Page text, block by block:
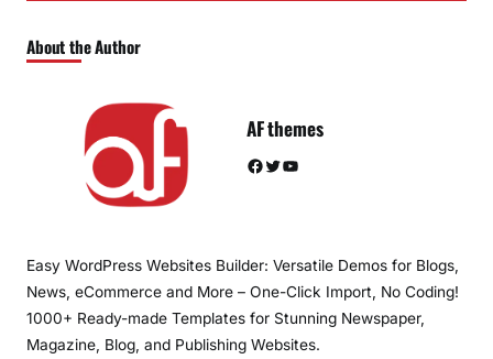
About the Author
AF themes
Facebook Twitter YouTube
Easy WordPress Websites Builder: Versatile Demos for Blogs,
News, eCommerce and More – One-Click Import, No Coding!
1000+ Ready-made Templates for Stunning Newspaper,
Magazine, Blog, and Publishing Websites.